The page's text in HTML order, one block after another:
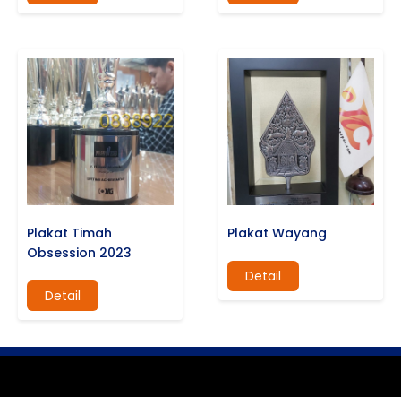
Plakat Timah
Obsession 2023
Detail
Plakat Wayang
Detail